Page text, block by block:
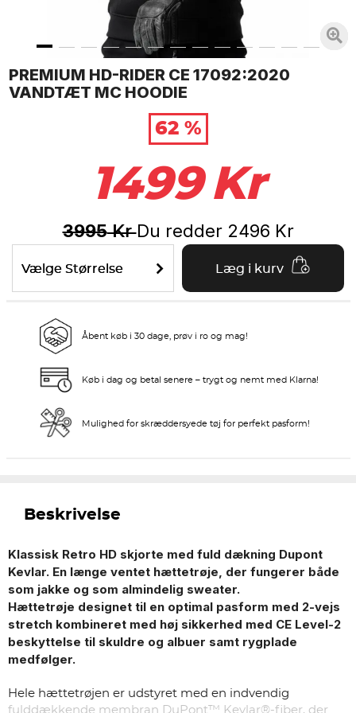
PREMIUM HD-RIDER CE 17092:2020
VANDTÆT MC HOODIE
62 %
1499 Kr
3995KrDu redder 2496 Kr
Vælge Størrelse Læg i kurv
Åbent køb i 30 dage, prøv i ro og mag!
Køb i dag og betal senere – trygt og nemt med Klarna!
Mulighed for skræddersyede tøj for perfekt pasform!
Beskrivelse
Klassisk Retro HD skjorte med fuld dækning Dupont
Kevlar. En længe ventet hættetrøje, der fungerer både
som jakke og som almindelig sweater.
Hættetrøje designet til en optimal pasform med 2-vejs
stretch kombineret med høj sikkerhed med CE Level-2
beskyttelse til skuldre og albuer samt rygplade
medfølger.
Hele hættetrøjen er udstyret med en indvendig
fulddækkende membran DuPont™ Kevlar®-fiber, der